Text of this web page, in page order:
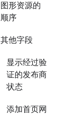
图形资源的
顺序
其他字段
显示经过验
证的发布商
状态
添加首页网